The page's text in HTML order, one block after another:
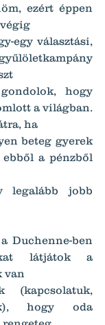
ezért éppen
egy választási,
hogy
a világban.
ha
beteg gyerek
a pénzből
legalább jobb
Duchenne-ben
látjátok a
van
(kapcsolatuk,
hogy oda